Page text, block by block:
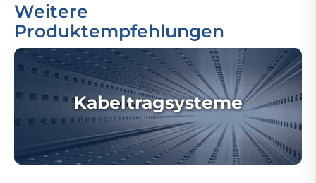
Weitere
Produktempfehlungen
Kabeltragsysteme